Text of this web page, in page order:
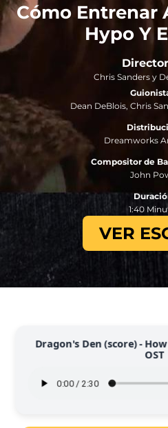
Cómo Entrenar
Hypo Y
Chris Sanders y
Dean DeBlois, Chris
Dreamworks
Compositor de
John
1:40
VER
Dragon's Den (score) -
OST